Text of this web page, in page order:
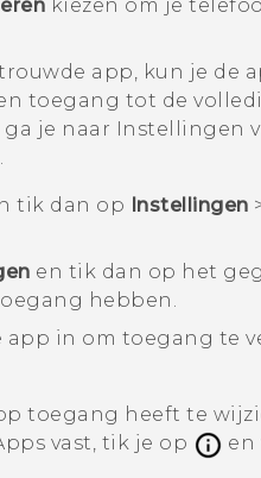
kiezen om je
app, kun je de
toegang tot de
je naar Instellingen
tik dan op Instellingen
en tik dan op het
hebben.
app in om toegang te
toegang heeft te
vast, tik je op en